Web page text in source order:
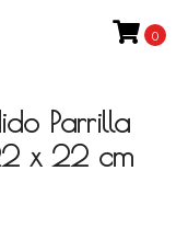
0
Parrilla
x 22 cm